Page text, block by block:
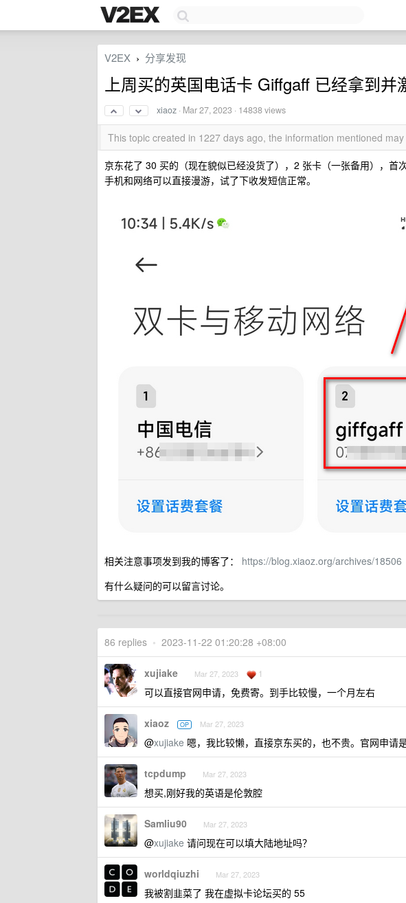
V2EX › 分享发现
上周买的英国电话卡 Giffgaff 已经拿到并
xiaoz · Mar 27, 2023 · 14838 views
This topic created in 1227 days ago, the information mentioned
京东花了 30 买的（现在貌似已经没货了），2 张卡（一张备用），首
手机和网络可以直接漫游，试了下收发短信正常。
相关注意事项发到我的博客了： https://blog.xiaoz.org/archives/18506
有什么疑问的可以留言讨论。
86 replies • 2023-11-22 01:20:28 +08:00
xujiake Mar 27, 2023 1
可以直接官网申请，免费寄。到手比较慢，一个月左右
xiaoz OP Mar 27, 2023
@xujiake 嗯，我比较懒，直接京东买的，也不贵。官网申请
tcpdump Mar 27, 2023
想买,刚好我的英语是伦敦腔
Samliu90 Mar 27, 2023
@xujiake 请问现在可以填大陆地址吗？
worldqiuzhi Mar 27, 2023
我被割韭菜了 我在虚拟卡论坛买的 55